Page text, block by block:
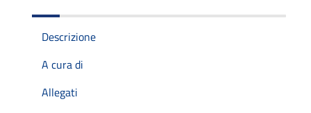
Descrizione
A cura di
Allegati